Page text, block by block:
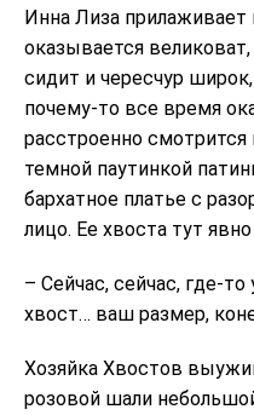
Инна Лиза прилаживает
оказывается
сидит и чересчур
почему-то все время
расстроенно смотрится
темной паутинкой
бархатное платье с
лицо. Ее хвоста тут явно
– Сейчас, сейчас, где-
хвост… ваш размер,
Хозяйка Хвостов
розовой шали